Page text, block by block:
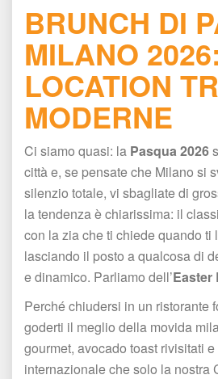
BRUNCH DI
MILANO 2026:
LOCATION
MODERNE
Ci siamo quasi: la Pasqua 2026
città e, se pensate che Milano si
ilenzio totale, vi sbagliate di
la tendenza è chiarissima: il
con la zia che ti chiede quando ti
lasciando il posto a qualcosa di
e dinamico. Parliamo dell’Easter
Perché chiudersi in un ristorante
goderti il meglio della movida
gourmet, avocado toast rivisitati
internazionale che solo la nostra